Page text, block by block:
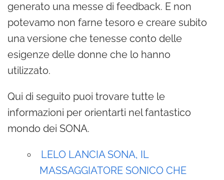
generato una messe di feedback. E non
potevamo non farne tesoro e creare subito
una versione che tenesse conto delle
esigenze delle donne che lo hanno
utilizzato.
Qui di seguito puoi trovare tutte le
informazioni per orientarti nel fantastico
mondo dei SONA.
LELO LANCIA SONA, IL
MASSAGGIATORE SONICO CHE